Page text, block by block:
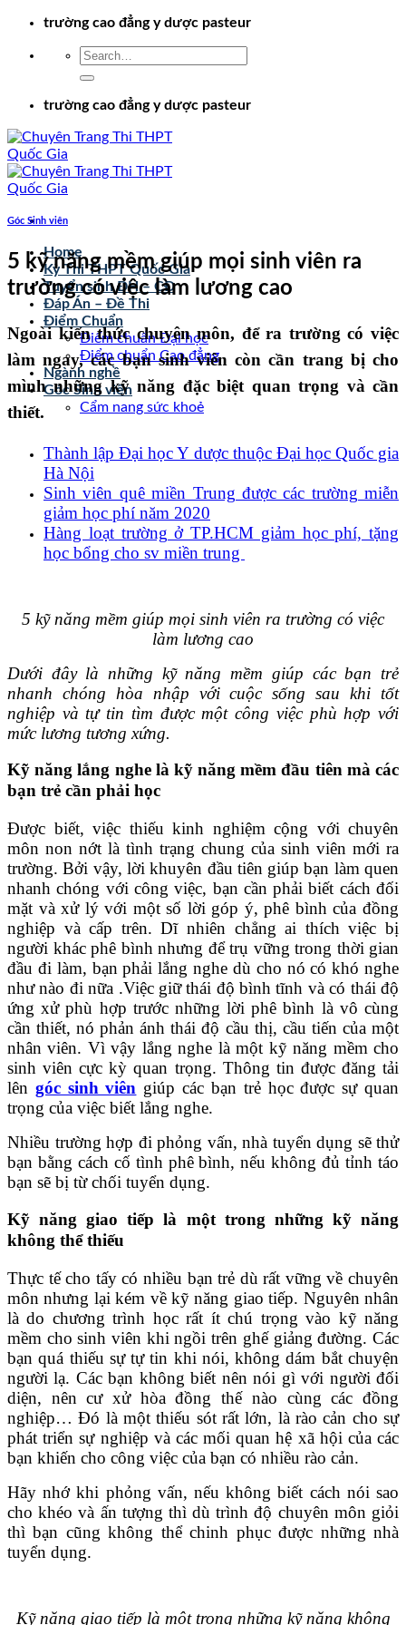
Chuyểntrường cao đẳng y dược pasteur
trường cao đẳng y dược pasteur
Home
Kỳ Thi THPT Quốc Gia
Tuyển sinh ĐH – CĐ
Đáp Án – Đề Thi
Điểm Chuẩn
Điểm chuẩn Đại học
Điểm chuẩn Cao đẳng
Ngành nghề
Góc Sinh viên
Cẩm nang sức khoẻ
Góc Sinh viên
5 kỹ năng mềm giúp mọi sinh viên ra
trường có việc làm lương cao
Ngoài kiến thức chuyên môn, để ra trường có việc
làm ngay, các bạn sinh viên còn cần trang bị cho
mình những kỹ năng đặc biệt quan trọng và cần
thiết.
Thành lập Đại học Y dược thuộc Đại học Quốc gia
Hà Nội
Sinh viên quê miền Trung được các trường miễn
giảm học phí năm 2020
Hàng loạt trường ở TP.HCM giảm học phí, tặng
học bổng cho sv miền trung
5 kỹ năng mềm giúp mọi sinh viên ra trường có việc
làm lương cao
Dưới đây là những kỹ năng mềm giúp các bạn trẻ
nhanh chóng hòa nhập với cuộc sống sau khi tốt
nghiệp và tự tin tìm được một công việc phù hợp với
mức lương tương xứng.
Kỹ năng lắng nghe là kỹ năng mềm đầu tiên mà các
bạn trẻ cần phải học
Được biết, việc thiếu kinh nghiệm cộng với chuyên
môn non nớt là tình trạng chung của sinh viên mới ra
trường. Bởi vậy, lời khuyên đầu tiên giúp bạn làm quen
nhanh chóng với công việc, bạn cần phải biết cách đối
mặt và xử lý với một số lời góp ý, phê bình của đồng
nghiệp và cấp trên. Dĩ nhiên chẳng ai thích việc bị
người khác phê bình nhưng để trụ vững trong thời gian
đầu đi làm, bạn phải lắng nghe dù cho nó có khó nghe
như nào đi nữa .Việc giữ thái độ bình tĩnh và có thái độ
ứng xử phù hợp trước những lời phê bình là vô cùng
cần thiết, nó phản ánh thái độ cầu thị, cầu tiến của một
nhân viên. Vì vậy lắng nghe là một kỹ năng mềm cho
sinh viên cực kỳ quan trọng. Thông tin được đăng tải
lên góc sinh viên giúp các bạn trẻ học được sự quan
trọng của việc biết lắng nghe.
Nhiều trường hợp đi phỏng vấn, nhà tuyển dụng sẽ thử
bạn bằng cách cố tình phê bình, nếu không đủ tỉnh táo
bạn sẽ bị từ chối tuyển dụng.
Kỹ năng giao tiếp là một trong những kỹ năng
không thể thiếu
Thực tế cho tấy có nhiều bạn trẻ dù rất vững về chuyên
môn nhưng lại kém về kỹ năng giao tiếp. Nguyên nhân
là do chương trình học rất ít chú trọng vào kỹ năng
mềm cho sinh viên khi ngồi trên ghế giảng đường. Các
bạn quá thiếu sự tự tin khi nói, không dám bắt chuyện
người lạ. Các bạn không biết nên nói gì với người đối
diện, nên cư xử hòa đồng thế nào cùng các đồng
nghiệp… Đó là một thiếu sót rất lớn, là rào cản cho sự
phát triển sự nghiệp và các mối quan hệ xã hội của các
bạn khiến cho công việc của bạn có nhiều rào cản.
Hãy nhớ khi phỏng vấn, nếu không biết cách nói sao
cho khéo và ấn tượng thì dù trình độ chuyên môn giỏi
thì bạn cũng không thể chinh phục được những nhà
tuyển dụng.
Kỹ năng giao tiếp là một trong những kỹ năng không